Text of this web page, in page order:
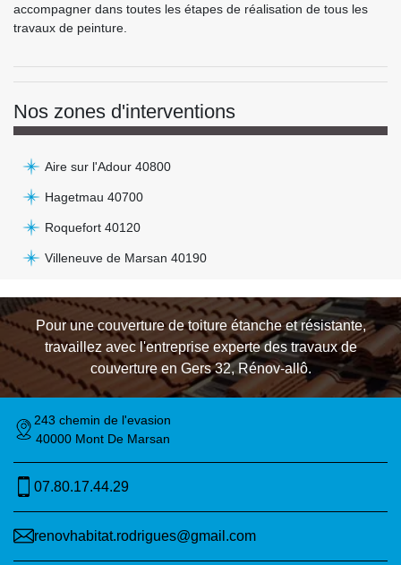
accompagner dans toutes les étapes de réalisation de tous les
travaux de peinture.
Nos zones d'interventions
Aire sur l'Adour 40800
Hagetmau 40700
Roquefort 40120
Villeneuve de Marsan 40190
Pour une couverture de toiture étanche et résistante,
travaillez avec l'entreprise experte destravaux de
couverture en Gers 32, Rénov-allô.
243 chemin de l'evasion
40000 Mont De Marsan
07.80.17.44.29
renovhabitat.rodrigues@gmail.com